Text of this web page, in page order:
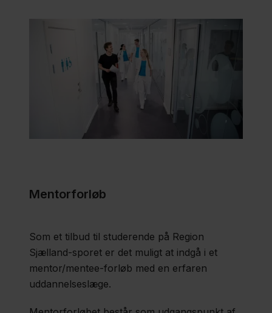
Campusfaciliteter
Sammenhængende
uddannelsesforløb
på Region Sjælland-
Studiejob
Transportrefusion
Mentorforløb
Som et tilbud til studerende på Region
Sjælland-sporet er det muligt at indgå i et
mentor/mentee-forløb med en erfaren
uddannelseslæge.